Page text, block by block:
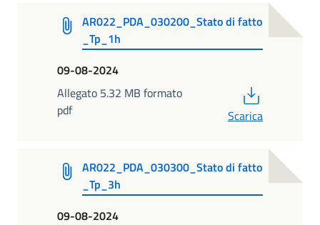
AR022_PDA_030200_Stato di fatto
_Tp_1h
09-08-2024
Allegato 5.32 MB formato
pdf
Scarica
AR022_PDA_030300_Stato di fatto
_Tp_3h
09-08-2024